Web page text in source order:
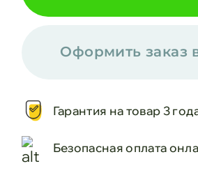
Оформить заказ
Гарантия на товар 3
Безопасная оплата